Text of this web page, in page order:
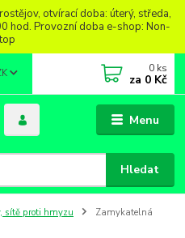
otvírací doba: úterý, středa,
hod. Provozní doba e-shop: Non-
Menu
Hledat
0 ks
za 0 Kč
sítě proti hmyzu
Zamykatelná